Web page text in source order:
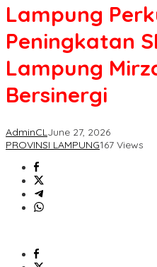
Lampung
Peningkatan
Lampung
Bersinergi
AdminCLJune 27, 2026
PROVINSI LAMPUNG167 Views